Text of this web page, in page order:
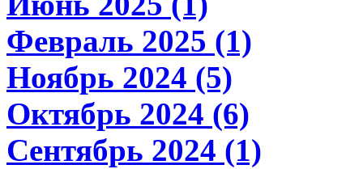
Февраль 2025 (1)
Ноябрь 2024 (5)
Октябрь 2024 (6)
Сентябрь 2024 (1)